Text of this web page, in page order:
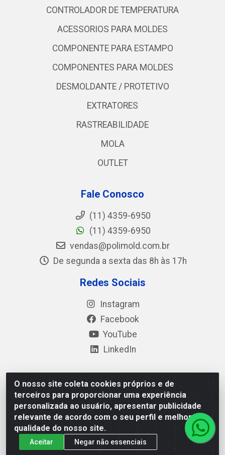
O nosso site coleta cookies próprios e de
terceiros para proporcionar uma experiência
personalizada ao usuário, apresentar publicidade
relevante de acordo com o seu perfil e melhorar a
qualidade do nosso site.
Aceitar
Negar não essenciais
CONTROLADOR DE TEMPERATURA
ACESSORIOS PARA MOLDES
COMPONENTE PARA ESTAMPO
COMPONENTES PARA MOLDES
DESMOLDANTE / PROTETIVO
EXTRATORES
RASTREABILIDADE
MOLA
OUTLET
Fale Conosco
(11) 4359-6950
(11) 4359-6950
vendas@polimold.com.br
De segunda a sexta das 8h às 17h
Redes Sociais
Instagram
Facebook
YouTube
LinkedIn
Polimold Industrial Ltda - Estrada dos Casa, 4585 – São
Bernardo do Campo / SP – CEP: 09.840-000 - CNPJ
44.106.466/0001-41